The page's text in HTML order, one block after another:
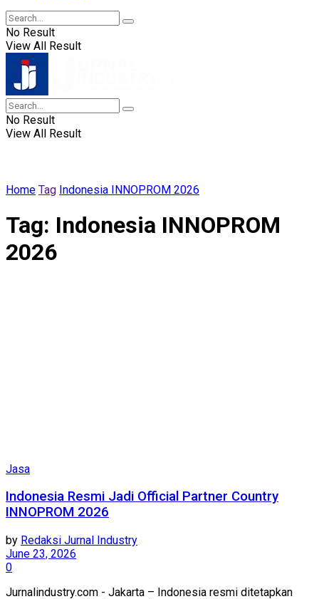
No Result
View All Result
No Result
View All Result
Home Tag Indonesia INNOPROM 2026
Tag: Indonesia INNOPROM
2026
Jasa
Indonesia Resmi Jadi Official Partner Country
INNOPROM 2026
by Redaksi Jurnal Industry
June 23, 2026
0
Jurnalindustry.com - Jakarta – Indonesia resmi ditetapkan